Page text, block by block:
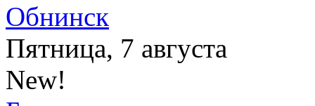
Обнинск
Пятница, 7 августа
New!